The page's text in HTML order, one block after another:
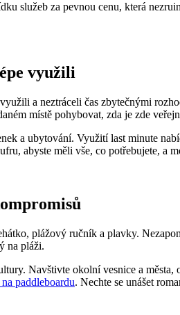
služeb za pevnou cenu, která
využili
a neztráceli čas zbytečnými
místě pohybovat, zda je​ zde‌
a ubytování. Využití last minute
abyste měli ⁤vše, co potřebujete,‌ a
plážový ručník a plavky.
na ‌pláži.
Navštivte okolní‍ vesnice a
paddleboardu. Nechte ‌se​ unášet‍